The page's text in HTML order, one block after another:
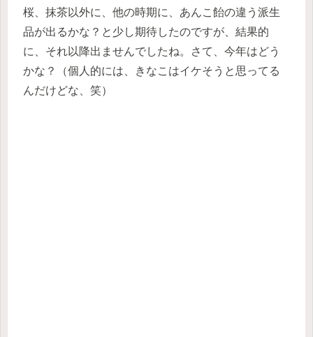
桜、抹茶以外に、他の時期に、あんこ飴の違う派生
品が出るかな？と少し期待したのですが、結果的
に、それ以降出ませんでしたね。さて、今年はどう
かな？（個人的には、きなこはイケそうと思ってる
んだけどな、笑）